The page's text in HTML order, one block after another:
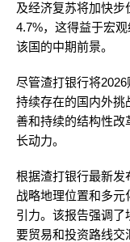
及经济复苏将加快步
4.7%，这得益于宏
该国的中期前景。
尽管渣打银行将
持续存在的国内外挑
善和持续的结构性改
长动力。
根据渣打银行最新发
战略地理位置和多
引力。该报告强调
要贸易和投资路线交